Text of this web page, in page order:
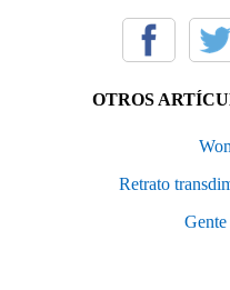
OTROS
Retrato
Gente